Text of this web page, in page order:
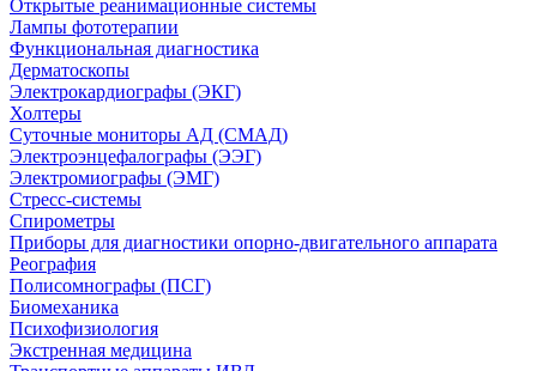
Открытые реанимационные системы
Лампы фототерапии
Функциональная диагностика
Дерматоскопы
Электрокардиографы (ЭКГ)
Холтеры
Суточные мониторы АД (СМАД)
Электроэнцефалографы (ЭЭГ)
Электромиографы (ЭМГ)
Стресс-системы
Спирометры
Приборы для диагностики опорно-двигательного аппарата
Реография
Полисомнографы (ПСГ)
Биомеханика
Психофизиология
Экстренная медицина